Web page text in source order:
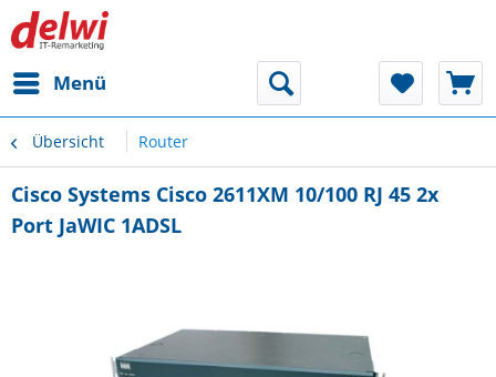
Menü
Übersicht Router
Cisco Systems Cisco 2611XM 10/100 RJ 45 2x
Port JaWIC 1ADSL